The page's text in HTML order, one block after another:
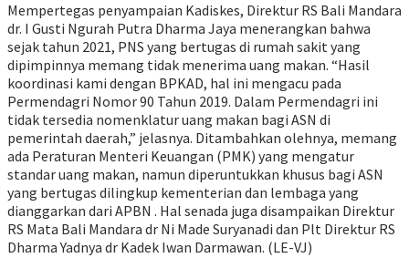
Mempertegas penyampaian Kadiskes, Direktur RS Bali Mandara
dr. I Gusti Ngurah Putra Dharma Jaya menerangkan bahwa
sejak tahun 2021, PNS yang bertugas di rumah sakit yang
dipimpinnya memang tidak menerima uang makan. “Hasil
koordinasi kami dengan BPKAD, hal ini mengacu pada
Permendagri Nomor 90 Tahun 2019. Dalam Permendagri ini
tidak tersedia nomenklatur uang makan bagi ASN di
pemerintah daerah,” jelasnya. Ditambahkan olehnya, memang
ada Peraturan Menteri Keuangan (PMK) yang mengatur
standar uang makan, namun diperuntukkan khusus bagi ASN
yang bertugas dilingkup kementerian dan lembaga yang
dianggarkan dari APBN . Hal senada juga disampaikan Direktur
RS Mata Bali Mandara dr Ni Made Suryanadi dan Plt Direktur RS
Dharma Yadnya dr Kadek Iwan Darmawan. (LE-VJ)